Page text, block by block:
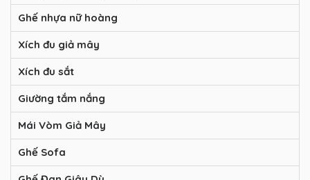
Ghế nhựa nữ hoàng
Xích đu giả mây
Xích đu sắt
Giường tắm nắng
Mái Vòm Giả Mây
Ghế Sofa